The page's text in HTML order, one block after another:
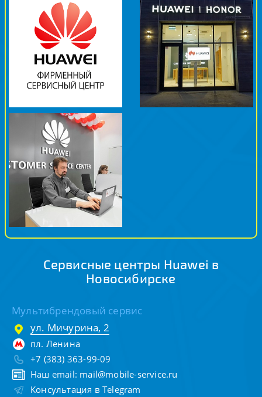
Сервисные центры Huawei в
Новосибирске
Мультибрендовый сервис
ул. Мичурина, 2
пл. Ленина
+7 (383) 363-99-09
Наш email: mail@mobile-service.ru
Консультация в Telegram